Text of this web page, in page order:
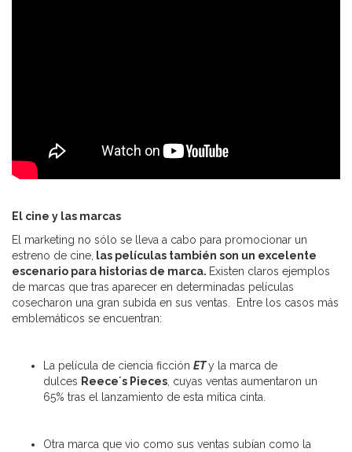
El cine y las marcas
El marketing no sólo se lleva a cabo para promocionar un
estreno de cine, las películas también son un excelente
escenario para historias de marca. Existen claros ejemplos
de marcas que tras aparecer en determinadas películas
cosecharon una gran subida en sus ventas. Entre los casos más
emblemáticos se encuentran:
La película de ciencia ficción ETy la marca de
dulces Reece´s Pieces, cuyas ventas aumentaron un
65% tras el lanzamiento de esta mítica cinta.
Otra marca que vio como sus ventas subían como la